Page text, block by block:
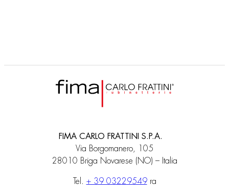
FIMA CARLO FRATTINI S.P.A.
Via Borgomanero, 105
28010 Briga Novarese (NO) – Italia
Tel. + 39 03229549ra